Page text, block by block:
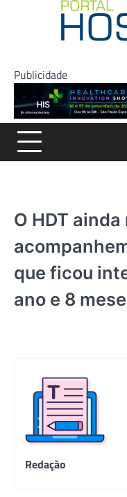
Publicidade
O HDT
que ficou
ano e 8
Redação